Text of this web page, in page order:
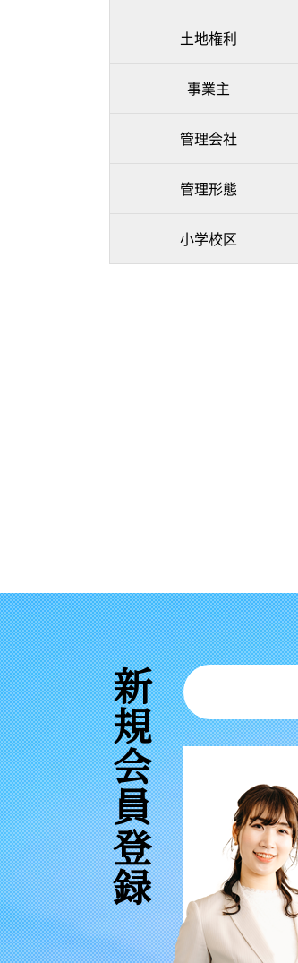
土地権利
事業主
管理会社
管理形態
小学校区
新規会員登録